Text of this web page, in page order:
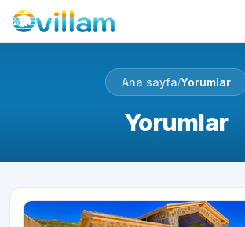
Ana sayfa/Yorumlar
Yorumlar